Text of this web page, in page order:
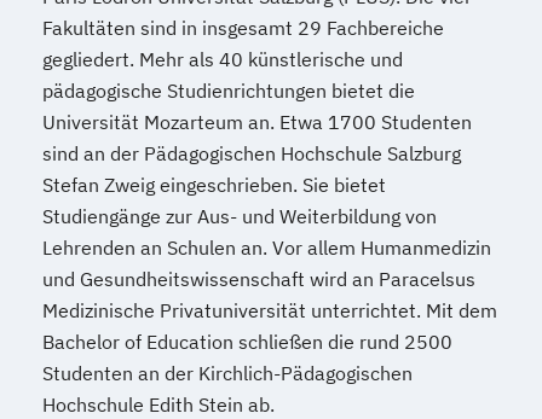
Fakultäten sind in insgesamt 29 Fachbereiche
gegliedert. Mehr als 40 künstlerische und
pädagogische Studienrichtungen bietet die
Universität Mozarteum an. Etwa 1700 Studenten
sind an der Pädagogischen Hochschule Salzburg
Stefan Zweig eingeschrieben. Sie bietet
Studiengänge zur Aus- und Weiterbildung von
Lehrenden an Schulen an. Vor allem Humanmedizin
und Gesundheitswissenschaft wird an Paracelsus
Medizinische Privatuniversität unterrichtet. Mit dem
Bachelor of Education schließen die rund 2500
Studenten an der Kirchlich-Pädagogischen
Hochschule Edith Stein ab.